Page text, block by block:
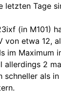
letzten Tage
(in M101)
von etwa 12,
im Maximum
allerdings 2
schneller als